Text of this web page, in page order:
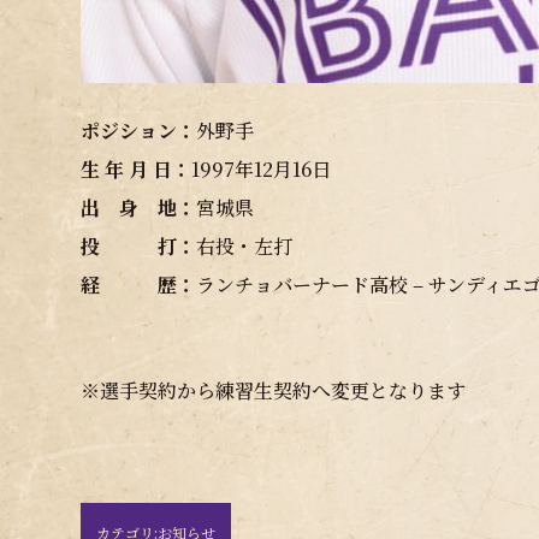
ポジション： 外野手
生 年 月 日： 1997年12月16日
出 身 地： 宮城県
投 打： 右投・左打
経 歴： ランチョバーナード高校 – サンディエ
※選手契約から練習生契約へ変更となります
カテゴリ:お知らせ